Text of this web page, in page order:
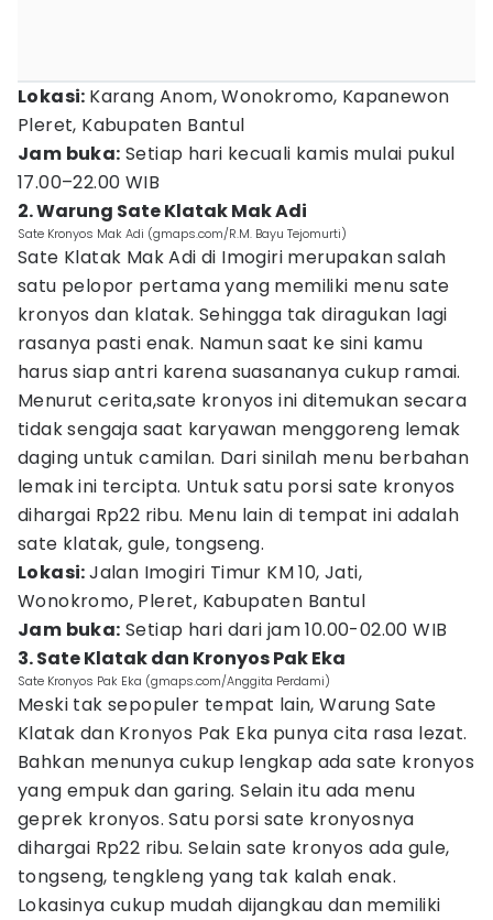
Lokasi: Karang Anom, Wonokromo, Kapanewon
Pleret, Kabupaten Bantul
Jam buka: Setiap hari kecuali kamis mulai pukul
17.00–22.00 WIB
2. Warung Sate Klatak Mak Adi
Sate Kronyos Mak Adi (gmaps.com/R.M. Bayu Tejomurti)
Sate Klatak Mak Adi di Imogiri merupakan salah
satu pelopor pertama yang memiliki menu sate
kronyos dan klatak. Sehingga tak diragukan lagi
rasanya pasti enak. Namun saat ke sini kamu
harus siap antri karena suasananya cukup ramai.
Menurut cerita,sate kronyos ini ditemukan secara
tidak sengaja saat karyawan menggoreng lemak
daging untuk camilan. Dari sinilah menu berbahan
lemak ini tercipta. Untuk satu porsi sate kronyos
dihargai Rp22 ribu. Menu lain di tempat ini adalah
sate klatak, gule, tongseng.
Lokasi:Jalan Imogiri Timur KM 10, Jati,
Wonokromo, Pleret, Kabupaten Bantul
Jam buka: Setiap hari dari jam 10.00-02.00 WIB
3. Sate Klatak dan Kronyos Pak Eka
Sate Kronyos Pak Eka (gmaps.com/Anggita Perdami)
Meski tak sepopuler tempat lain, Warung Sate
Klatak dan Kronyos Pak Eka punya cita rasa lezat.
Bahkan menunya cukup lengkap ada sate kronyos
yang empuk dan garing. Selain itu ada menu
geprek kronyos. Satu porsi sate kronyosnya
dihargai Rp22 ribu. Selain sate kronyos ada gule,
tongseng, tengkleng yang tak kalah enak.
Lokasinya cukup mudah dijangkau dan memiliki